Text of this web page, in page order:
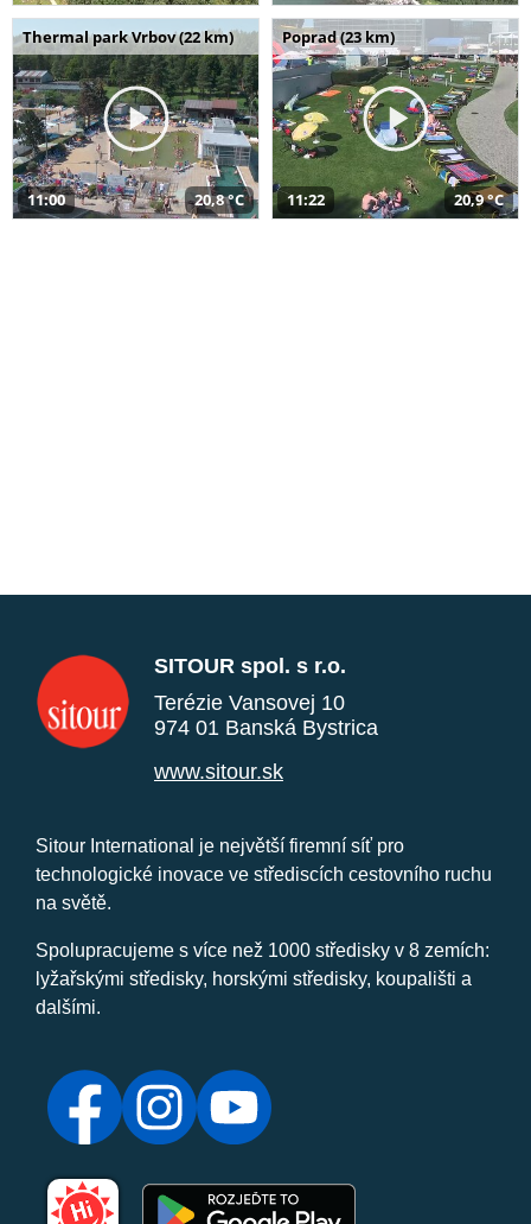
Thermal park Vrbov (22 km)
11:00 20,8 °C
Poprad (23 km)
11:22 20,9 °C
SITOUR spol. s r.o.
Terézie Vansovej 10
974 01 Banská Bystrica
www.sitour.sk
Sitour International je největší firemní síť pro
technologické inovace ve střediscích cestovního ruchu
na světě.
Spolupracujeme s více než 1000 středisky v 8 zemích:
lyžařskými středisky, horskými středisky, koupališti a
dalšími.